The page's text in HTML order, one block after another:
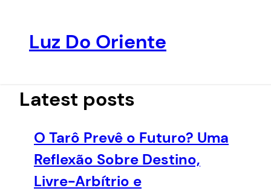
conteúdo
Luz Do Oriente
Latest posts
O Tarô Prevê o Futuro? Uma
Reflexão Sobre Destino,
Livre-Arbítrio e